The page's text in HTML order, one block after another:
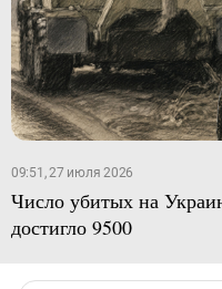
09:51, 27 июля 2026
Число убитых на
достигло 9500